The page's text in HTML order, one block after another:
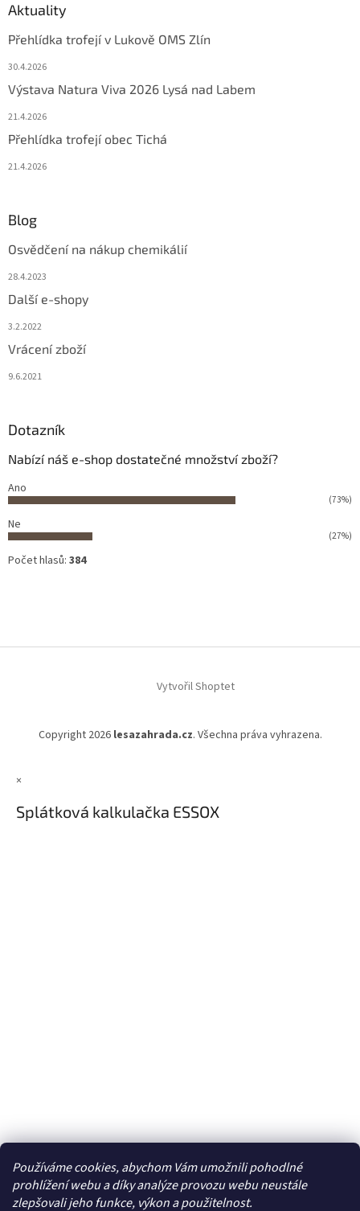
Používáme cookies, abychom Vám umožnili pohodlné
prohlížení webu a díky analýze provozu webu neustále
zlepšovali jeho funkce, výkon a použitelnost.
Aktuality
Přehlídka trofejí v Lukově OMS Zlín
30.4.2026
Výstava Natura Viva 2026 Lysá nad Labem
21.4.2026
Přehlídka trofejí obec Tichá
21.4.2026
Blog
Osvědčení na nákup chemikálií
28.4.2023
Další e-shopy
3.2.2022
Vrácení zboží
9.6.2021
Dotazník
Nabízí náš e-shop dostatečné množství zboží?
Ano
(73%)
Ne
(27%)
Počet hlasů: 384
Vytvořil Shoptet
Copyright 2026 lesazahrada.cz. Všechna práva vyhrazena.
×
Splátková kalkulačka ESSOX